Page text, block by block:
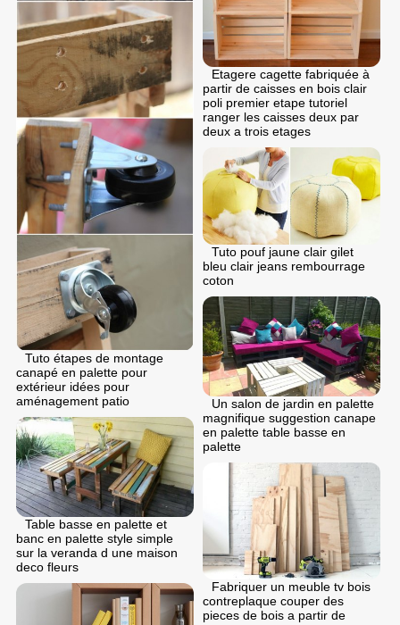
Tuto étapes de montage
canapé en palette pour
extérieur idées pour
aménagement patio
Etagere cagette fabriquée à
partir de caisses en bois clair
poli premier etape tutoriel
ranger les caisses deux par
deux a trois etages
Tuto pouf jaune clair gilet
bleu clair jeans rembourrage
coton
Un salon de jardin en palette
magnifique suggestion canape
en palette table basse en
palette
Table basse en palette et
banc en palette style simple
sur la veranda d une maison
deco fleurs
Fabriquer un meuble tv bois
contreplaque couper des
pieces de bois a partir de